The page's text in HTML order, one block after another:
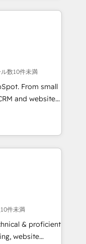
experience
🌟
🌟INBOUND’19
of
models —
HubSpot
customers so
数10件未満
From small
and websites.
hand with your
a better
件未満
& proficient
website